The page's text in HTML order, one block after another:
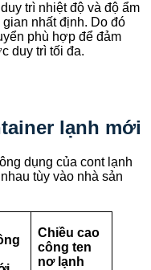
trì nhiệt độ và độ ẩm
nhất định. Do đó
phù hợp để đảm
duy trì tối đa.
lạnh mới
dụng của cont lạnh
tùy vào nhà sản
Chiều cao
công ten
nơ lạnh